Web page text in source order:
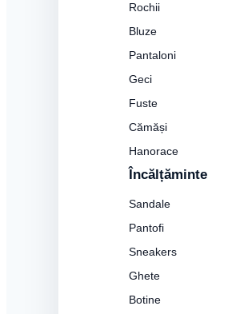
Rochii
Bluze
Pantaloni
Geci
Fuste
Cămăși
Hanorace
Încălțăminte
Sandale
Pantofi
Sneakers
Ghete
Botine